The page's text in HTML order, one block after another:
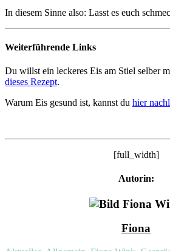
In diesem Sinne also: Lasst es euch
Weiterführende Links
Du willst ein leckeres Eis am Stiel selber
dieses Rezept.
Warum Eis gesund ist, kannst du hier
[full_width]
Autorin:
Fiona